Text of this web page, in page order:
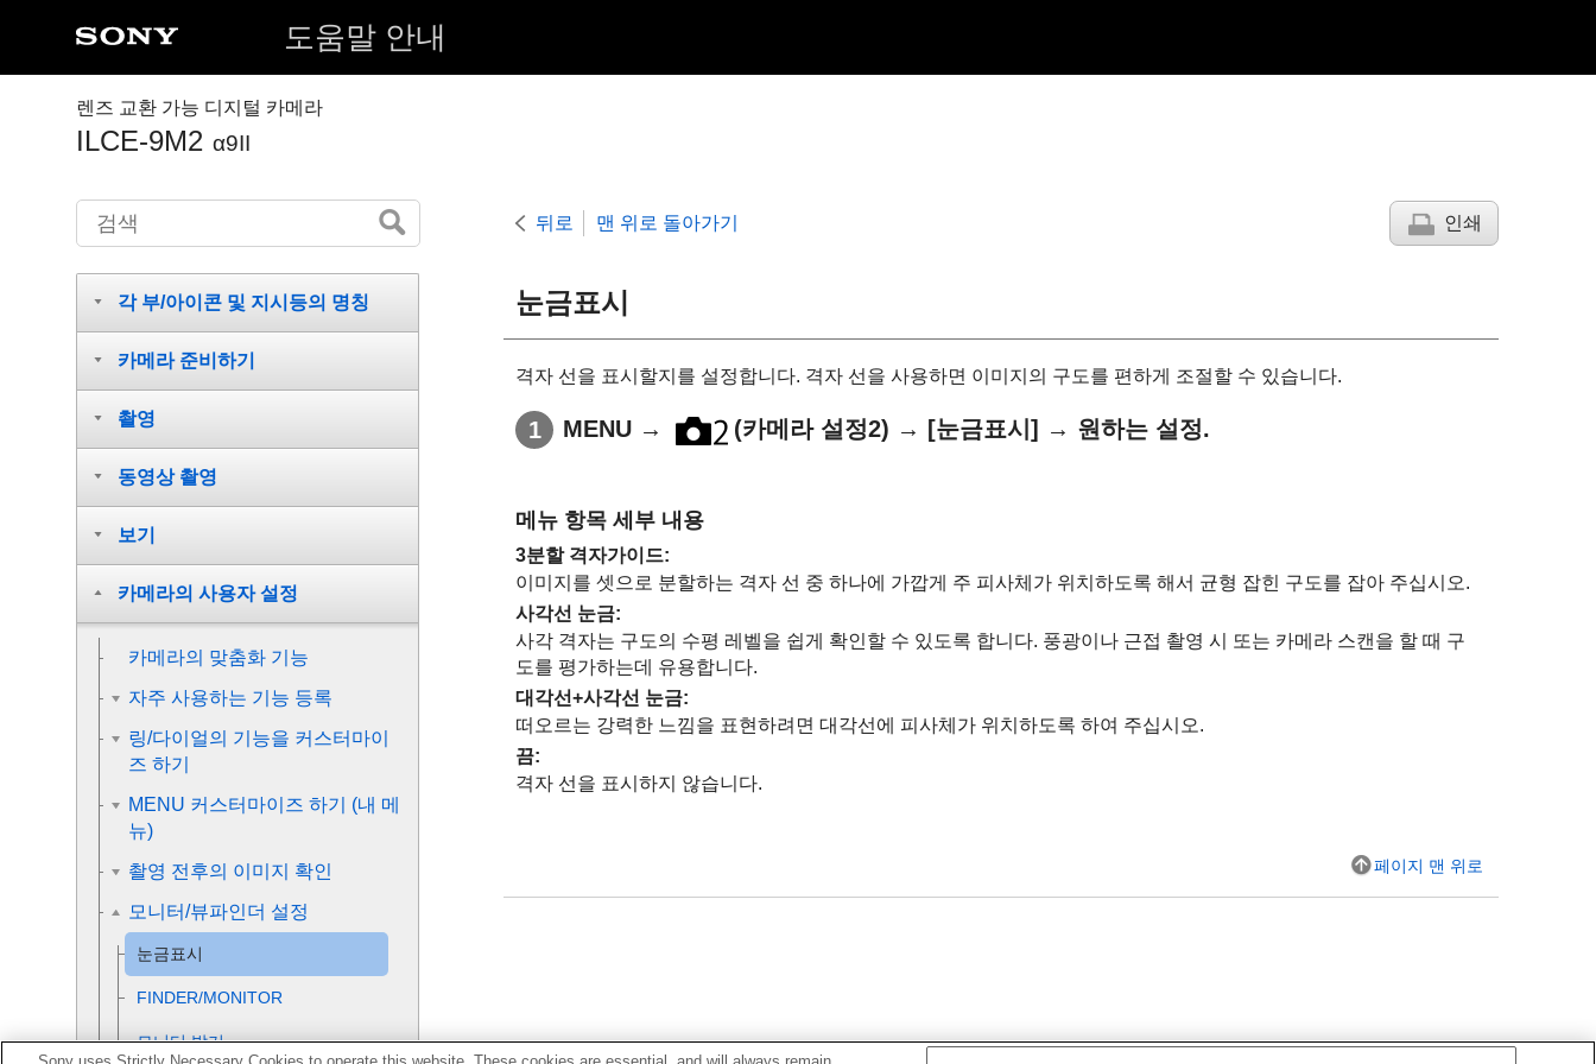
도움말 안내
렌즈 교환 가능 디지털 카메라
ILCE-9M2 α9II
뒤로 맨 위로 돌아가기 인쇄
눈금표시
격자 선을 표시할지를 설정합니다. 격자 선을 사용하면 이미지의 구도를 편하게 조절할 수 있습니다.
MENU → (카메라 설정2) → [눈금표시] → 원하는 설정.
메뉴 항목 세부 내용
3분할 격자가이드:
이미지를 셋으로 분할하는 격자 선 중 하나에 가깝게 주 피사체가 위치하도록 해서 균형 잡힌 구도를 잡아 주십시오.
사각선 눈금:
사각 격자는 구도의 수평 레벨을 쉽게 확인할 수 있도록 합니다. 풍광이나 근접 촬영 시 또는 카메라 스캔을 할 때 구
도를 평가하는데 유용합니다.
대각선+사각선 눈금:
떠오르는 강력한 느낌을 표현하려면 대각선에 피사체가 위치하도록 하여 주십시오.
끔:
격자 선을 표시하지 않습니다.
페이지 맨 위로
각 부/아이콘 및 지시등의 명칭
카메라 준비하기
촬영
동영상 촬영
보기
카메라의 사용자 설정
카메라의 맞춤화 기능
자주 사용하는 기능 등록
링/다이얼의 기능을 커스터마이
즈 하기
MENU 커스터마이즈 하기 (내 메
뉴)
촬영 전후의 이미지 확인
모니터/뷰파인더 설정
눈금표시
FINDER/MONITOR
모니터 밝기